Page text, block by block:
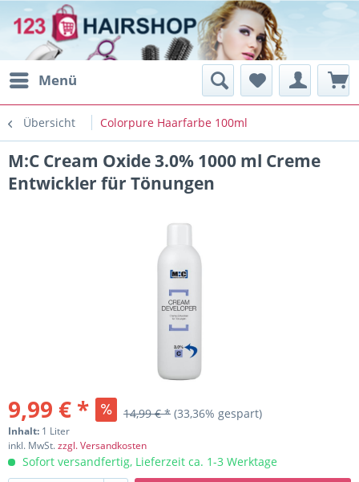
Menü
Übersicht Colorpure Haarfarbe 100ml
M:C Cream Oxide 3.0% 1000 ml Creme
Entwickler für Tönungen
9,99 € * 14,99 € * (33,36% gespart)
Inhalt: 1 Liter
inkl. MwSt.zzgl. Versandkosten
Sofort versandfertig, Lieferzeit ca. 1-3 Werktage